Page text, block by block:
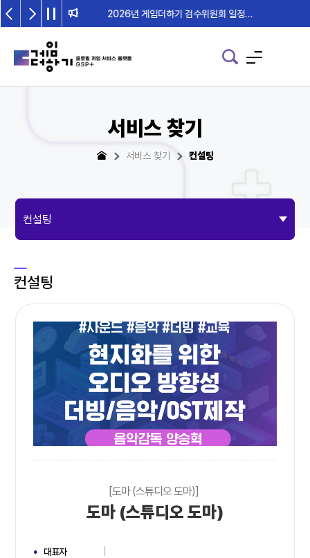
2026년 게임더하기 검수위원회 일정 안내
서비스 찾기
서비스 찾기 컨설팅
컨설팅
[도마 (스튜디오 도마)]
도마 (스튜디오 도마)
대표자